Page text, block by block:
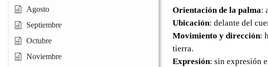
Agosto
Septiembre
Octubre
Noviembre
Orientación de la palma:
Ubicación: delante del
Movimiento y dirección:
tierra.
Expresión: sin expresión